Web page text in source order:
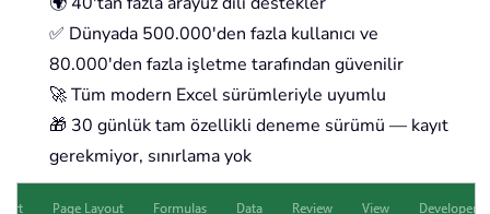
✅ Dünyada 500.000'den fazla kullanıcı ve
80.000'den fazla işletme tarafından güvenilir
🚀 Tüm modern Excel sürümleriyle uyumlu
🎁 30 günlük tam özellikli deneme sürümü — kayıt
gerekmiyor, sınırlama yok